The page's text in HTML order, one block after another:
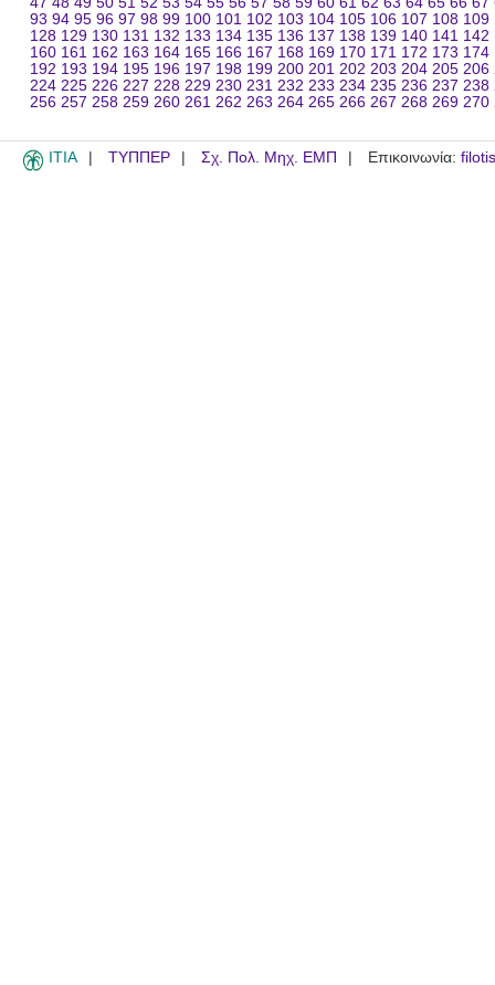
93 94 95 96 97 98 99 100 101 102 103 104 105 106 107 108 109
128 129 130 131 132 133 134 135 136 137 138 139 140 141 142
160 161 162 163 164 165 166 167 168 169 170 171 172 173 174
192 193 194 195 196 197 198 199 200 201 202 203 204 205 206
224 225 226 227 228 229 230 231 232 233 234 235 236 237 238
256 257 258 259 260 261 262 263 264 265 266 267 268 269 270
ITIA ΤΥΠΠΕΡ Σχ. Πολ. Μηχ. ΕΜΠ Επικοινωνία: